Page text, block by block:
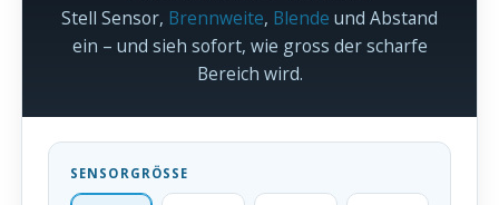
Stell Sensor, Brennweite, Blende und Abstand
ein – und sieh sofort, wie gross der scharfe
Bereich wird.
SENSORGRÖSSE